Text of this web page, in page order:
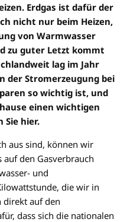
Erdgas ist dafür der
nicht nur beim Heizen,
von Warmwasser
zu guter Letzt kommt
lag im Jahr
der Stromerzeugung bei
so wichtig ist, und
einen wichtigen
Sie hier.
aus sind, können wir
den Gasverbrauch
und
die wir in
direkt auf den
dass sich die nationalen